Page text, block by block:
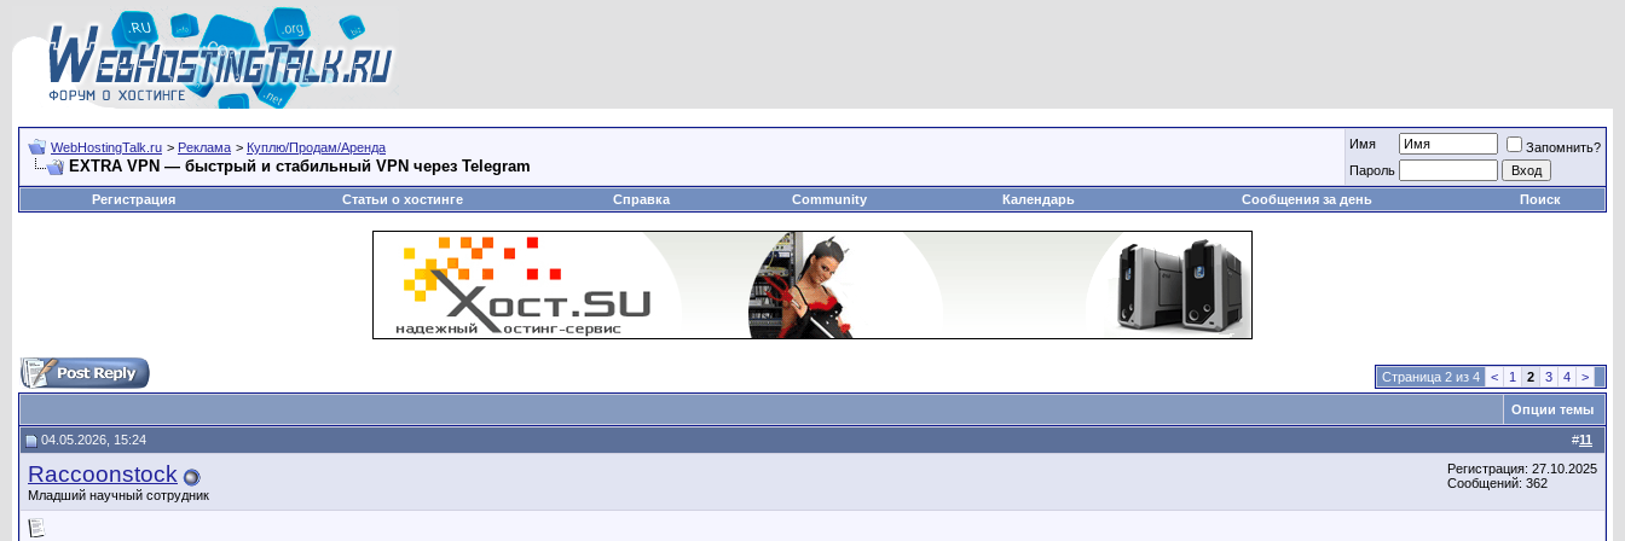
WebHostingTalk.ru > Реклама > Куплю/Продам/Аренда
EXTRA VPN — быстрый и стабильный VPN через Telegram
Имя
Запомнить?
Пароль
Регистрация
Статьи о хостинге Справка Community Календарь Сообщения за день Поиск
Страница 2 из 4 < 1 3 4 >
Опции темы
#11
04.05.2026, 15:24
Raccoonstock
Младший научный сотрудник
Регистрация: 27.10.2025
Сообщений: 362